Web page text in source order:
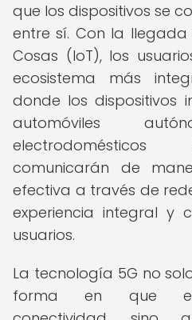
que los dispositivos se
entre sí. Con la
Cosas (IoT), los
ecosistema más
donde los dispositivos
automóviles
comunicarán de
efectiva a través de
experiencia integral y
usuarios.
La tecnología 5G no
forma en que